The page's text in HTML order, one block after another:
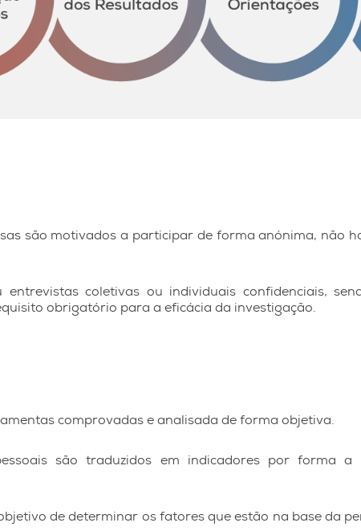
são motivados a participar de forma anónima, não
coletivas ou individuais confidenciais,
obrigatório para a eficácia da investigação.
comprovadas e analisada de forma objetiva.
são traduzidos em indicadores por forma a
de determinar os fatores que estão na base da